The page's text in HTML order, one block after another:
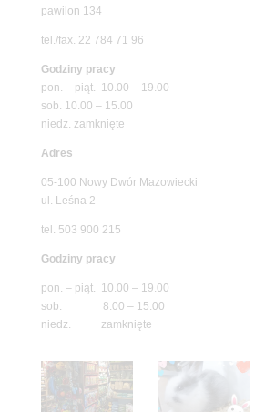
pawilon 134
tel./fax. 22 784 71 96
Godziny pracy
pon. – piąt. 10.00 – 19.00
sob. 10.00 – 15.00
niedz. zamknięte
Adres
05-100 Nowy Dwór Mazowiecki
ul. Leśna 2
tel. 503 900 215
Godziny pracy
pon. – piąt. 10.00 – 19.00
sob. 8.00 – 15.00
niedz. zamknięte